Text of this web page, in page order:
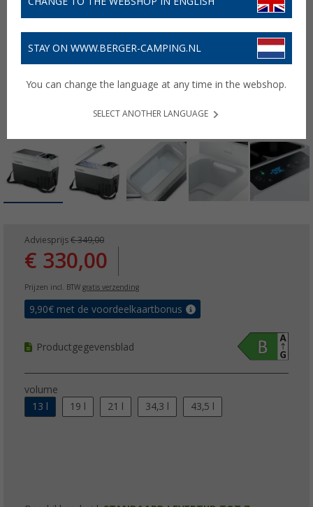
Adviesprijs € 349,00
€ 330,00
Prijzen incl. BTW gratis verzending
9,90€ met de voordeelkaartbonus
Productgegevensblad
volume
13 l
19 l 21 l 34,3 l 43,5 l
STAY ON WWW.BERGER-CAMPING.NL
You can change the language at any time in the webshop.
SELECT ANOTHER LANGUAGE